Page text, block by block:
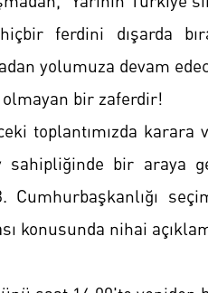
ferdini dışarda
yolumuza devam
bir zaferdir!
toplantımızda
bir araya
konusunda nihai